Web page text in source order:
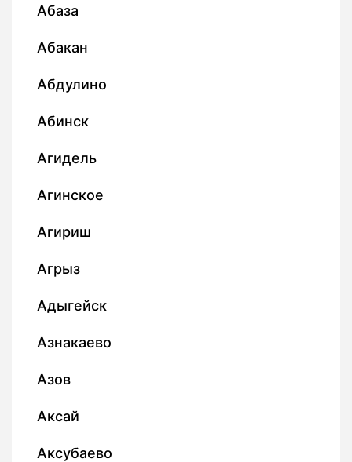
Абаза
Абакан
Абдулино
Абинск
Агидель
Агинское
Агириш
Агрыз
Адыгейск
Азнакаево
Азов
Аксай
Аксубаево